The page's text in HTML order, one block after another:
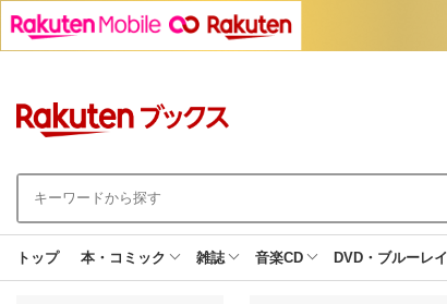
トップ 本・コミック 雑誌 音楽CD DVD・ブルーレイ